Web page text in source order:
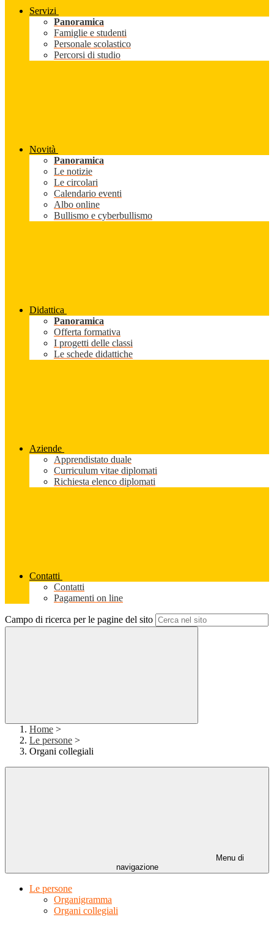
Servizi
Panoramica
Famiglie e studenti
Personale scolastico
Percorsi di studio
Novità
Panoramica
Le notizie
Le circolari
Calendario eventi
Albo online
Bullismo e cyberbullismo
Didattica
Panoramica
Offerta formativa
I progetti delle classi
Le schede didattiche
Aziende
Apprendistato duale
Curriculum vitae diplomati
Richiesta elenco diplomati
Contatti
Contatti
Pagamenti on line
Campo di ricerca per le pagine del sito
Home >
Le persone >
Organi collegiali
Menu di
navigazione
Le persone
Organigramma
Organi collegiali